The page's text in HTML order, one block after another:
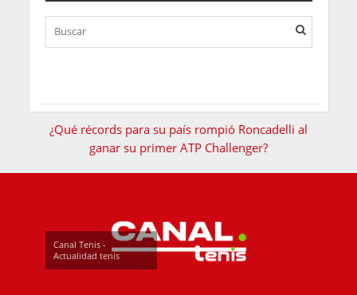
¿Qué récords para su país rompió Roncadelli al
ganar su primer ATP Challenger?
Canal Tenis -
Actualidad tenis